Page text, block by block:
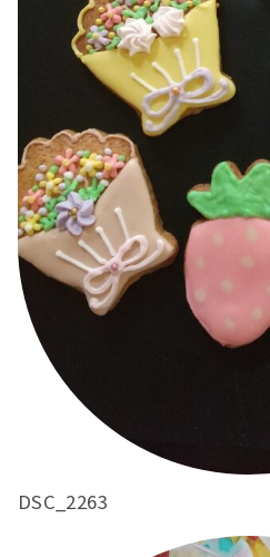
DSC_2263